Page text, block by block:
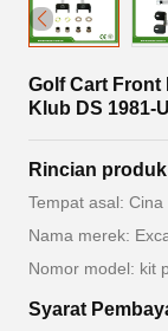
Golf Cart Front
Klub DS 1981-
Rincian produk
Tempat asal: Cina
Nama merek:
Nomor model: kit
Syarat